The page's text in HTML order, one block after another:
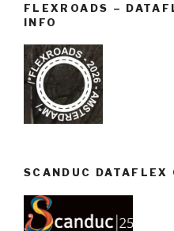
FLEXROADS –
INFO
SCANDUC DATAFLEX